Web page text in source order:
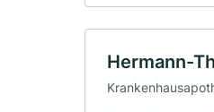
Hermann-